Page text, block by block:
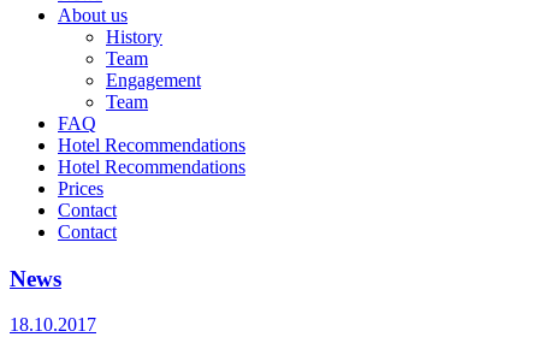
About us
History
Team
Engagement
Team
FAQ
Hotel Recommendations
Hotel Recommendations
Prices
Contact
Contact
News
18.10.2017